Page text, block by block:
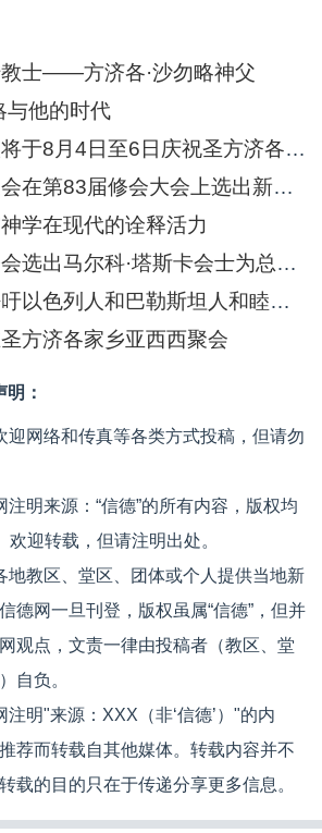
士——方济各·沙勿略神父
与他的时代
数百名青年人将于8月4日至6日庆祝圣方济各·沙勿略诞生五百年
方济各加布遣会在第83届修会大会上选出新的总会长
学在现代的诠释活力
方济各会院修会选出马尔科·塔斯卡会士为总会长
圣地守护人呼吁以色列人和巴勒斯坦人和睦共处
圣方济各家乡亚西西聚会
：
迎网络和传真等各类方式投稿，但请勿
注明来源：“信德”的所有内容，版权均
欢迎转载，但请注明出处。
地教区、堂区、团体或个人提供当地新
德网一旦刊登，版权虽属“信德”，但并
观点，文责一律由投稿者（教区、堂
自负。
明"来源：XXX（非‘信德’）"的内
荐而转载自其他媒体。转载内容并不
载的目的只在于传递分享更多信息。